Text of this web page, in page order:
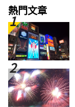
熱門文章